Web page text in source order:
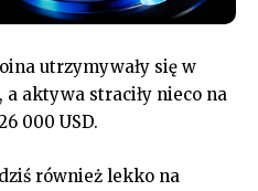
utrzymywały się w
aktywa straciły nieco na
000 USD.
również lekko na